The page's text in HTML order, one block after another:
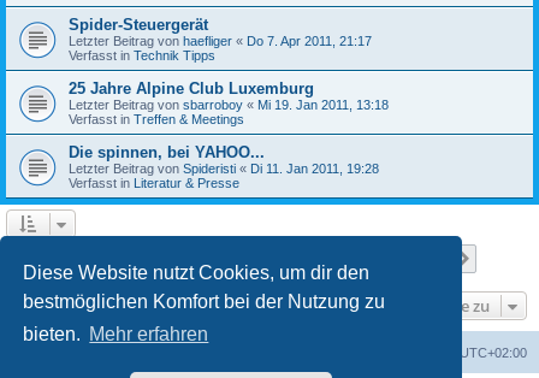
Diese Website nutzt Cookies, um dir den
bestmöglichen Komfort bei der Nutzung zu
bieten. Mehr erfahren
Spider-Steuergerät
Letzter Beitrag von haefliger « Do 7. Apr 2011, 21:17
Verfasst in Technik Tipps
25 Jahre Alpine Club Luxemburg
Letzter Beitrag von sbarroboy « Mi 19. Jan 2011, 13:18
Verfasst in Treffen & Meetings
Die spinnen, bei YAHOO...
Letzter Beitrag von Spideristi « Di 11. Jan 2011, 19:28
Verfasst in Literatur & Presse
Gehe zu
UTC+02:00